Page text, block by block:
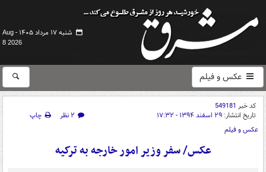
شنبه ۱۷ مرداد ۱۴۰۵ -
Aug
8 2026
عکس و فیلم
کد خبر 549181
تاریخ انتشار: ۲۹ اسفند ۱۳۹۴ - ۱۷:۳۲ ۲ نظر
چاپ
عکس و فیلم
عکس/ سفر وزیر امور خارجه به ترکیه